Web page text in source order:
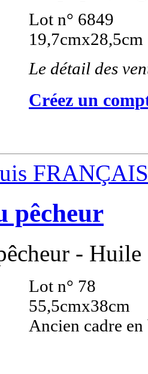
Lot n° 6849
19,7cmx28,5cm
Le détail des
Créez un
FRANÇAIS
pêcheur
-
Lot n° 78
55,5cmx38cm
Ancien cadre